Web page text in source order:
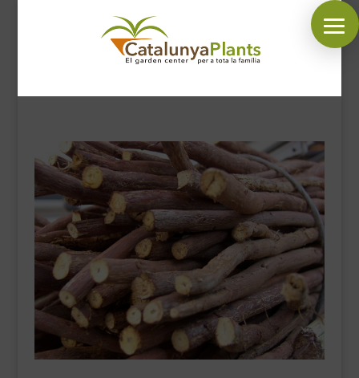
SÍGUENOS EN:
PLANTAS
COMPLEMENTOS JARDÍN
MASCOTAS
DECORACIÓN
HORARIO GARDEN
CONTACTAR
BLOG